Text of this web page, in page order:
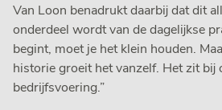
Van Loon benadrukt daarbij dat dit
onderdeel wordt van de dagelijkse
begint, moet je het klein houden.
historie groeit het vanzelf. Het zit bij
bedrijfsvoering.”